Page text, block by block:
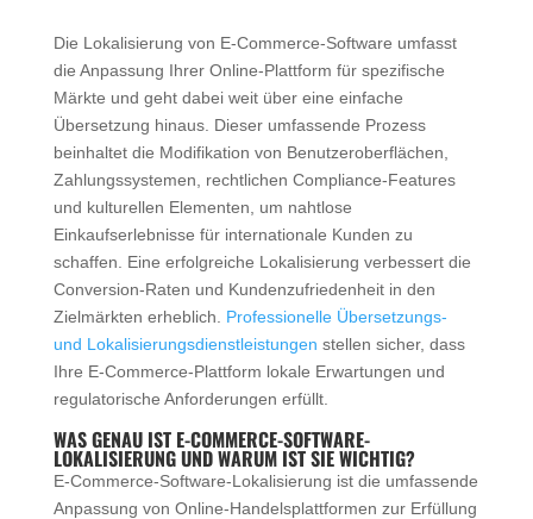
Die Lokalisierung von E-Commerce-Software umfasst
die Anpassung Ihrer Online-Plattform für spezifische
Märkte und geht dabei weit über eine einfache
Übersetzung hinaus. Dieser umfassende Prozess
beinhaltet die Modifikation von Benutzeroberflächen,
Zahlungssystemen, rechtlichen Compliance-Features
und kulturellen Elementen, um nahtlose
Einkaufserlebnisse für internationale Kunden zu
schaffen. Eine erfolgreiche Lokalisierung verbessert die
Conversion-Raten und Kundenzufriedenheit in den
Zielmärkten erheblich. Professionelle Übersetzungs-
und Lokalisierungsdienstleistungen stellen sicher, dass
Ihre E-Commerce-Plattform lokale Erwartungen und
regulatorische Anforderungen erfüllt.
WAS GENAU IST E-COMMERCE-SOFTWARE-
LOKALISIERUNG UND WARUM IST SIE WICHTIG?
E-Commerce-Software-Lokalisierung ist die umfassende
Anpassung von Online-Handelsplattformen zur Erfüllung